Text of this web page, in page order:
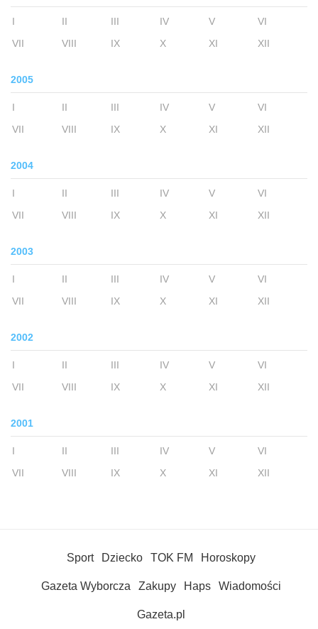
I II III IV V
VI
VII
VIII IX X XI XII
2005
I II III IV V
VI
VII
VIII IX X XI XII
2004
I II III IV V
VI
VII
VIII IX X XI XII
2003
I II III IV V
VI
VII
VIII IX X XI XII
2002
I II III IV V
VI
VII
VIII IX X XI XII
2001
I II III IV V
VI
VII
VIII IX X XI XII
Sport Dziecko TOK FM Horoskopy
Gazeta Wyborcza Zakupy Haps Wiadomości
Gazeta.pl